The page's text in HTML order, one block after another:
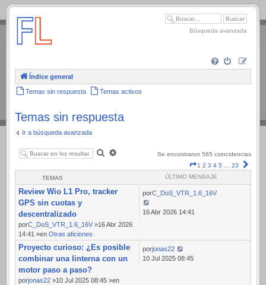
.
Búsqueda avanzada
Índice general
Temas sin respuesta Temas activos
Temas sin respuesta
Ir a búsqueda avanzada
Buscar
Se encontraron 565 coincidencias
Página
23
1 2 3 4 5 23
TEMAS ÚLTIMO MENSAJE
Review Wio L1 Pro, tracker
GPS sin cuotas y
descentralizado
porC_DoS_VTR_1.6_16V »16 Abr 2026
14:41 »en Otras aficiones
porC_DoS_VTR_1.6_16V
16 Abr 2026 14:41
Proyecto curioso: ¿Es posible
combinar una linterna con un
motor paso a paso?
porjonas22 »10 Jul 2025 08:45 »en
porjonas22
10 Jul 2025 08:45